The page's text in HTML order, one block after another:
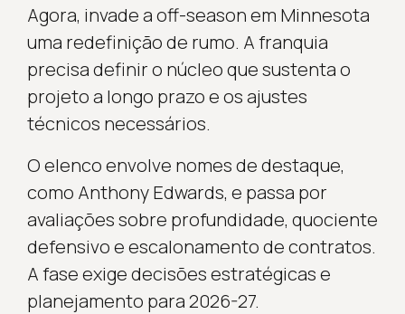
Agora, invade a off-season em Minnesota
uma redefinição de rumo. A franquia
precisa definir o núcleo que sustenta o
projeto a longo prazo e os ajustes
técnicos necessários.
O elenco envolve nomes de destaque,
como Anthony Edwards, e passa por
avaliações sobre profundidade, quociente
defensivo e escalonamento de contratos.
A fase exige decisões estratégicas e
planejamento para 2026-27.